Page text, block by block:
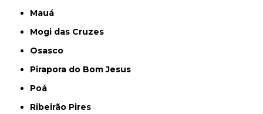
Mauá
Mogi das Cruzes
Osasco
Pirapora do Bom Jesus
Poá
Ribeirão Pires